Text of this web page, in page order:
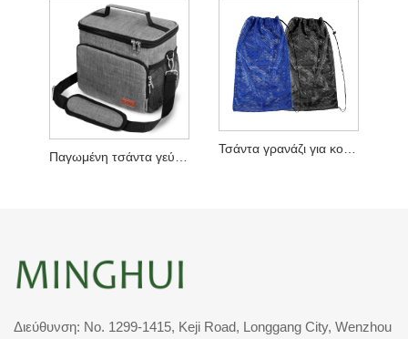
Παγωμένη τσάντα γεύματος με λουράκι
Τσάντα γρανάζι για κολύμβηση με αναπνευστήρα
Διεύθυνση: No. 1299-1415, Keji Road, Longgang City, Wenzhou